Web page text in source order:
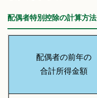
配偶者特別控除の計算方法
配偶者の前年の
合計所得金額